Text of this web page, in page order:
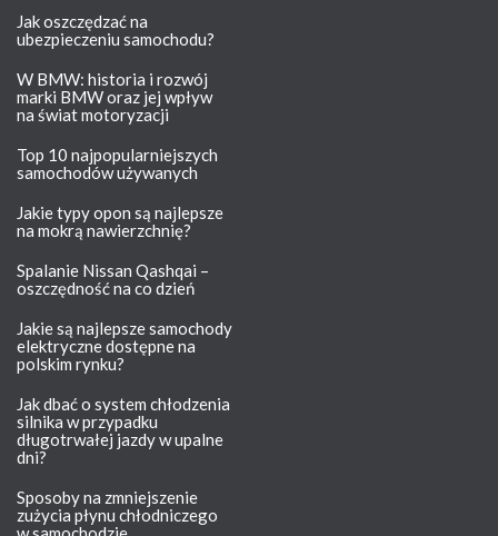
Jak oszczędzać na
ubezpieczeniu samochodu?
W BMW: historia i rozwój
marki BMW oraz jej wpływ
na świat motoryzacji
Top 10 najpopularniejszych
samochodów używanych
Jakie typy opon są najlepsze
na mokrą nawierzchnię?
Spalanie Nissan Qashqai –
oszczędność na co dzień
Jakie są najlepsze samochody
elektryczne dostępne na
polskim rynku?
Jak dbać o system chłodzenia
silnika w przypadku
długotrwałej jazdy w upalne
dni?
Sposoby na zmniejszenie
zużycia płynu chłodniczego